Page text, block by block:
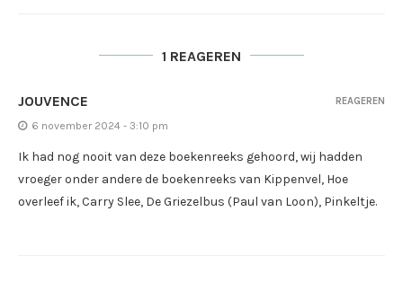
1 REAGEREN
JOUVENCE
6 november 2024 - 3:10 pm
Ik had nog nooit van deze boekenreeks gehoord, wij hadden
vroeger onder andere de boekenreeks van Kippenvel, Hoe
overleef ik, Carry Slee, De Griezelbus (Paul van Loon), Pinkeltje.
REAGEREN